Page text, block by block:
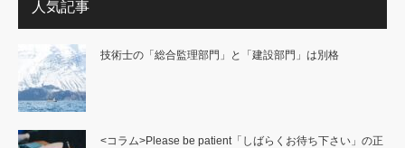
人気記事
技術士の「総合監理部門」と「建設部門」は別格
<コラム>Please be patient「しばらくお待ち下さい」の正